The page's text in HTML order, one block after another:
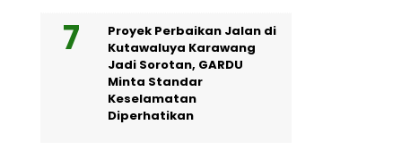
Proyek Perbaikan Jalan di
Kutawaluya Karawang
Jadi Sorotan, GARDU
Minta Standar
Keselamatan
Diperhatikan